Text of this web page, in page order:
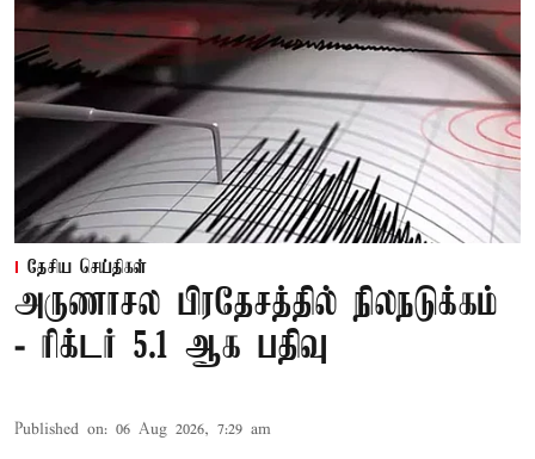
தேசிய செய்திகள்
அருணாசல பிரதேசத்தில் நிலநடுக்கம்
- ரிக்டர் 5.1 ஆக பதிவு
Published on: 06 Aug 2026, 7:29 am